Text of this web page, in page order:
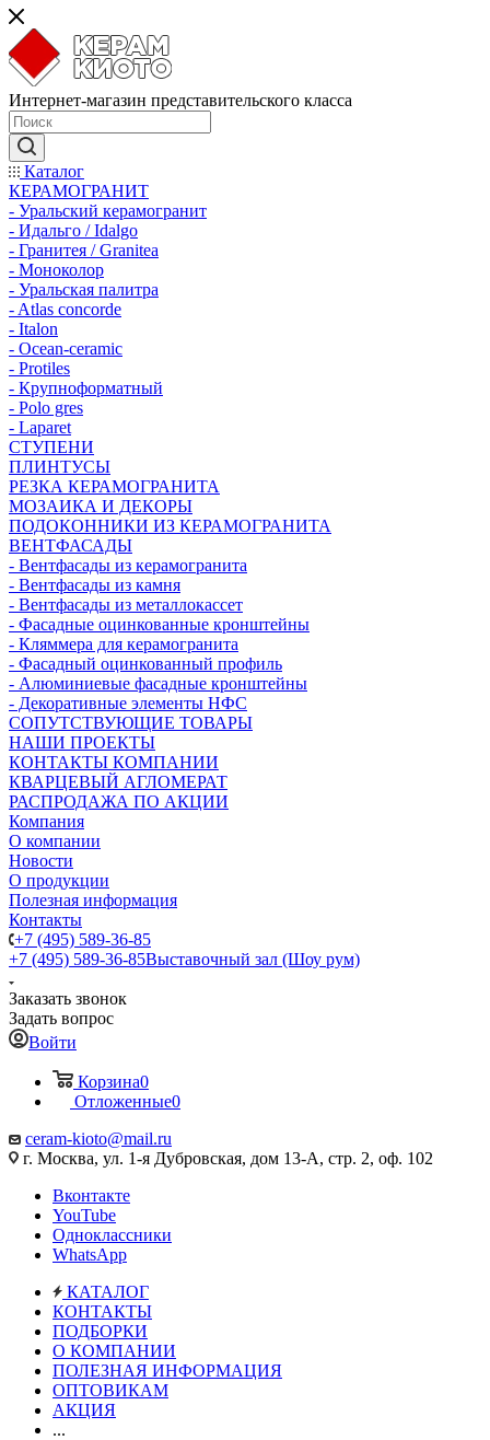
Интернет-магазин представительского класса
Каталог
КЕРАМОГРАНИТ
- Уральский керамогранит
- Идальго / Idalgo
- Гранитея / Granitea
- Моноколор
- Уральская палитра
- Atlas concorde
- Italon
- Ocean-ceramic
- Protiles
- Крупноформатный
- Polo gres
- Laparet
СТУПЕНИ
ПЛИНТУСЫ
РЕЗКА КЕРАМОГРАНИТА
МОЗАИКА И ДЕКОРЫ
ПОДОКОННИКИ ИЗ КЕРАМОГРАНИТА
ВЕНТФАСАДЫ
- Вентфасады из керамогранита
- Вентфасады из камня
- Вентфасады из металлокассет
- Фасадные оцинкованные кронштейны
- Кляммера для керамогранита
- Фасадный оцинкованный профиль
- Алюминиевые фасадные кронштейны
- Декоративные элементы НФС
СОПУТСТВУЮЩИЕ ТОВАРЫ
НАШИ ПРОЕКТЫ
КОНТАКТЫ КОМПАНИИ
КВАРЦЕВЫЙ АГЛОМЕРАТ
РАСПРОДАЖА ПО АКЦИИ
Компания
О компании
Новости
О продукции
Полезная информация
Контакты
+7 (495) 589-36-85
+7 (495) 589-36-85Выставочный зал (Шоу рум)
Заказать звонок
Задать вопрос
Войти
Корзина0
Отложенные0
ceram-kioto@mail.ru
г. Москва, ул. 1-я Дубровская, дом 13-А, стр. 2, оф. 102
Вконтакте
YouTube
Одноклассники
WhatsApp
КАТАЛОГ
КОНТАКТЫ
ПОДБОРКИ
О КОМПАНИИ
ПОЛЕЗНАЯ ИНФОРМАЦИЯ
ОПТОВИКАМ
АКЦИЯ
...